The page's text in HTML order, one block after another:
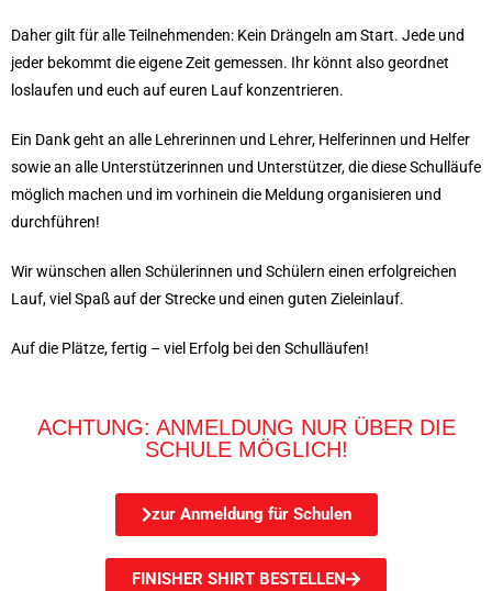
Daher gilt für alle Teilnehmenden: Kein Drängeln am Start. Jede und
jeder bekommt die eigene Zeit gemessen. Ihr könnt also geordnet
loslaufen und euch auf euren Lauf konzentrieren.
Ein Dank geht an alle Lehrerinnen und Lehrer, Helferinnen und Helfer
sowie an alle Unterstützerinnen und Unterstützer, die diese Schulläufe
möglich machen und im vorhinein die Meldung organisieren und
durchführen!
Wir wünschen allen Schülerinnen und Schülern einen erfolgreichen
Lauf, viel Spaß auf der Strecke und einen guten Zieleinlauf.
Auf die Plätze, fertig – viel Erfolg bei den Schulläufen!
ACHTUNG: ANMELDUNG NUR ÜBER DIE
SCHULE MÖGLICH!
zur Anmeldung für Schulen
FINISHER SHIRT BESTELLEN